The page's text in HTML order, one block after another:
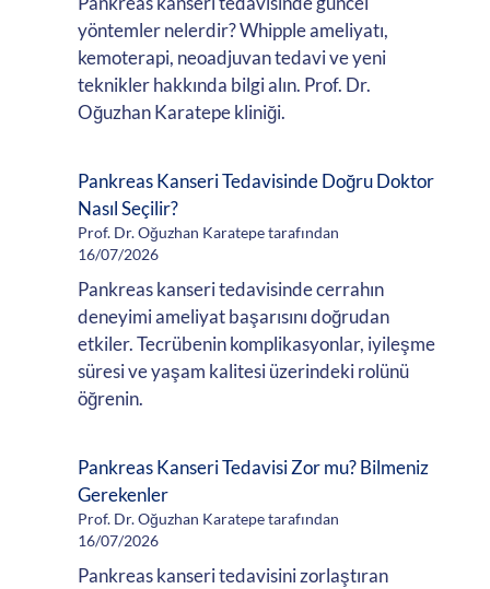
yöntemler nelerdir? Whipple ameliyatı,
kemoterapi, neoadjuvan tedavi ve yeni
teknikler hakkında bilgi alın. Prof. Dr.
Oğuzhan Karatepe kliniği.
Pankreas Kanseri Tedavisinde Doğru Doktor
Nasıl Seçilir?
Prof. Dr. Oğuzhan Karatepe tarafından
16/07/2026
Pankreas kanseri tedavisinde cerrahın
deneyimi ameliyat başarısını doğrudan
etkiler. Tecrübenin komplikasyonlar, iyileşme
süresi ve yaşam kalitesi üzerindeki rolünü
öğrenin.
Pankreas Kanseri Tedavisi Zor mu? Bilmeniz
Gerekenler
Prof. Dr. Oğuzhan Karatepe tarafından
16/07/2026
Pankreas kanseri tedavisini zorlaştıran